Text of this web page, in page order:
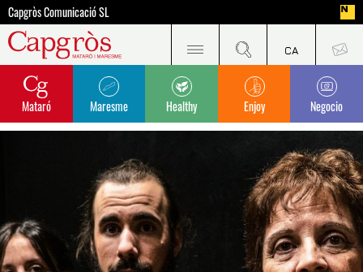
Capgròs Comunicació SL
Mataró Maresme Healthy Enjoy Negocio